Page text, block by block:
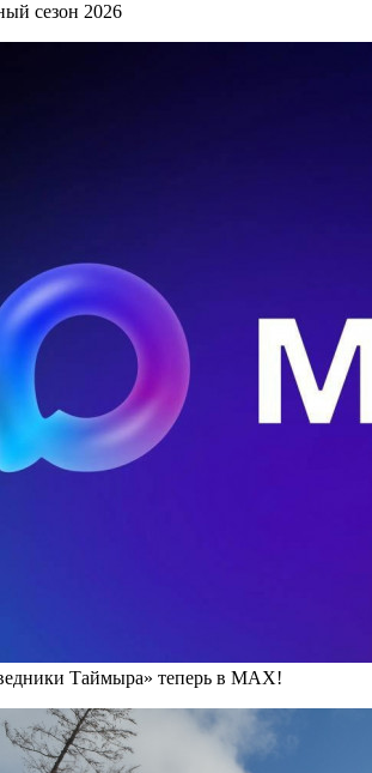
сезон 2026
Таймыра» теперь в MAX!